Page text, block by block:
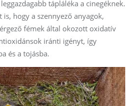
tápláléka a cinegéknek.
hogy a szennyező anyagok,
fémek által okozott oxidatív
iránti igényt, így
és a tojásba.